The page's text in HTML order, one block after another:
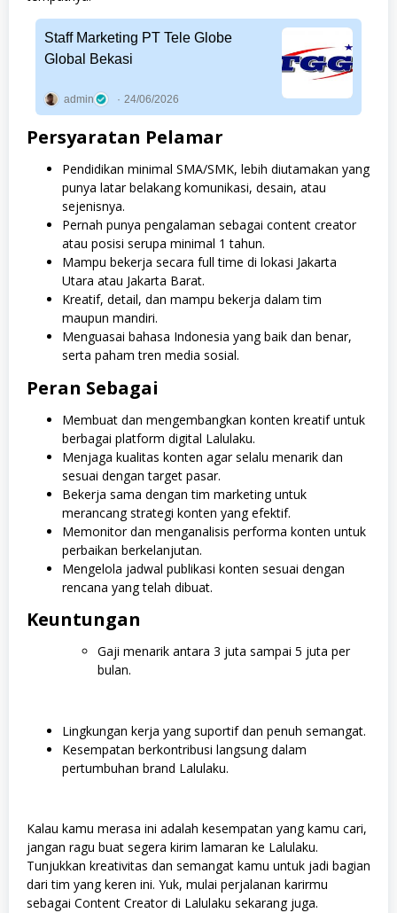
Staff Marketing PT Tele Globe
Global Bekasi
admin 24/06/2026
Persyaratan Pelamar
Pendidikan minimal SMA/SMK, lebih diutamakan yang
punya latar belakang komunikasi, desain, atau
sejenisnya.
Pernah punya pengalaman sebagai content creator
atau posisi serupa minimal 1 tahun.
Mampu bekerja secara full time di lokasi Jakarta
Utara atau Jakarta Barat.
Kreatif, detail, dan mampu bekerja dalam tim
maupun mandiri.
Menguasai bahasa Indonesia yang baik dan benar,
serta paham tren media sosial.
Peran Sebagai
Membuat dan mengembangkan konten kreatif untuk
berbagai platform digital Lalulaku.
Menjaga kualitas konten agar selalu menarik dan
sesuai dengan target pasar.
Bekerja sama dengan tim marketing untuk
merancang strategi konten yang efektif.
Memonitor dan menganalisis performa konten untuk
perbaikan berkelanjutan.
Mengelola jadwal publikasi konten sesuai dengan
rencana yang telah dibuat.
Keuntungan
Gaji menarik antara 3 juta sampai 5 juta per
bulan.
Lingkungan kerja yang suportif dan penuh semangat.
Kesempatan berkontribusi langsung dalam
pertumbuhan brand Lalulaku.
Kalau kamu merasa ini adalah kesempatan yang kamu cari,
jangan ragu buat segera kirim lamaran ke Lalulaku.
Tunjukkan kreativitas dan semangat kamu untuk jadi bagian
dari tim yang keren ini. Yuk, mulai perjalanan karirmu
sebagai Content Creator di Lalulaku sekarang juga.